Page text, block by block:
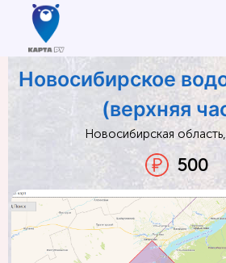
Новосибирское
(верхняя
Новосибирская
500